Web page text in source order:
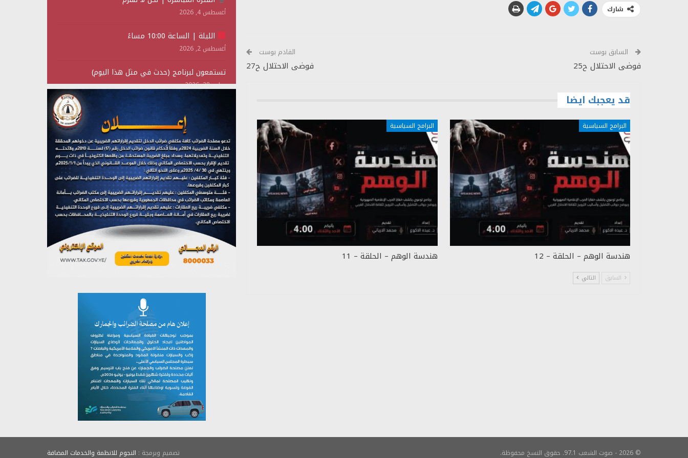
خفض
مستوى
شارك
السابق بوست
فوضى الاحتلال ح25
القادم بوست
فوضى الاحتلال ح27
قد يعجبك ايضا
البرامج السياسية
هندسة الوهم – الحلقة – 12
البرامج السياسية
هندسة الوهم – الحلقة – 11
السابق التالي
أغسطس 4, 2026
الليلة | الساعة 10:00 مساءً
أغسطس 2, 2026
تستمعون لبرنامج (حدث في مثل هذا اليوم)
يوليو 28, 2026
(نحن لا نهزم) بث مباشر
تستمعون لبرنامج (هندسة الوهم)
يوليو 28, 2026
مؤتمر صحفي لمركز عين الإنسانية حول جرائم تحالف
العدوان على اليمن
يوليو 27, 2026
تستمعون لبرنامج (مع السيد القائد)
يوليو 26, 2026
© 2026 - صوت الشعب 97.1. حقوق النسخ محفوظة. تصميم وبرمجة : النجوم للانظمة والخدمات المضافة